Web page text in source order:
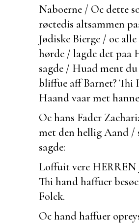
Naboerne / Oc dette
røctedis altsammen
Jødiske Bierge / oc
hørde / lagde det paa
sagde / Huad ment
bliffue aff Barnet? Thi
Haand vaar met
Oc hans Fader
met den hellig Aand /
sagde:
Loffuit vere HERREN
Thi hand haffuer
Folck.
Oc hand haffuer